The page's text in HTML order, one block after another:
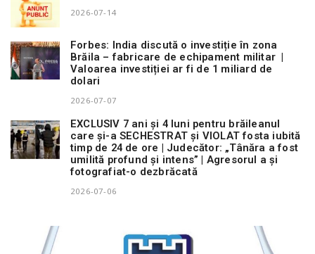
2026-07-14
Forbes: India discută o investiție în zona
Brăila – fabricare de echipament militar |
Valoarea investiției ar fi de 1 miliard de
dolari
2026-07-07
EXCLUSIV 7 ani și 4 luni pentru brăileanul
care și-a SECHESTRAT și VIOLAT fosta iubită
timp de 24 de ore | Judecător: „Tânăra a fost
umilită profund și intens” | Agresorul a și
fotografiat-o dezbrăcată
2026-07-06